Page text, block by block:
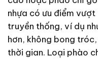
nhựa có ưu điểm
truyền thống, ví dụ
hơn, không bong
thời gian. Loại phào